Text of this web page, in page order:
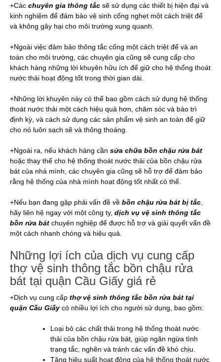
+Các chuyên gia thông tắc sẽ sử dụng các thiết bị hiện đại và
kinh nghiệm để đảm bảo vệ sinh cống nghẹt một cách triệt để
và không gây hại cho môi trường xung quanh.
+Ngoài việc đảm bảo thông tắc cống một cách triệt để và an
toàn cho môi trường, các chuyên gia cũng sẽ cung cấp cho
khách hàng những lời khuyên hữu ích để giữ cho hệ thống thoát
nước thải hoạt động tốt trong thời gian dài.
+Những lời khuyên này có thể bao gồm cách sử dụng hệ thống
thoát nước thải một cách hiệu quả hơn, chăm sóc và bảo trì
định kỳ, và cách sử dụng các sản phẩm vệ sinh an toàn để giữ
cho nó luôn sạch sẽ và thông thoáng.
+Ngoài ra, nếu khách hàng cần sửa chữa bồn chậu rửa bát
hoặc thay thế cho hệ thống thoát nước thải của bồn chậu rửa
bát của nhà mình, các chuyên gia cũng sẽ hỗ trợ để đảm bảo
rằng hệ thống của nhà mình hoạt động tốt nhất có thể.
+Nếu bạn đang gặp phải vấn đề về bồn chậu rửa bát bị tắc
hãy liên hệ ngay với một công ty, dịch vụ vệ sinh thông tắc
bồn rửa bát chuyên nghiệp để được hỗ trợ và giải quyết vấn đề
một cách nhanh chóng và hiệu quả.
Những lợi ích của dịch vụ cung cấp
thợ vệ sinh thông tắc bồn chậu rửa
bát tại quận Cầu Giấy giá rẻ
+Dịch vụ cung cấp thợ vệ sinh thông tắc bồn rửa bát tại
quận Cầu Giấycó nhiều lợi ích cho người sử dụng, bao gồm:
Loại bỏ các chất thải trong hệ thống thoát nước
thải của bồn chậu rửa bát, giúp ngăn ngừa tình
trạng tắc, nghẽn và tránh các vấn đề khó chịu.
Tăng hiệu suất hoạt động của hệ thống thoát nước